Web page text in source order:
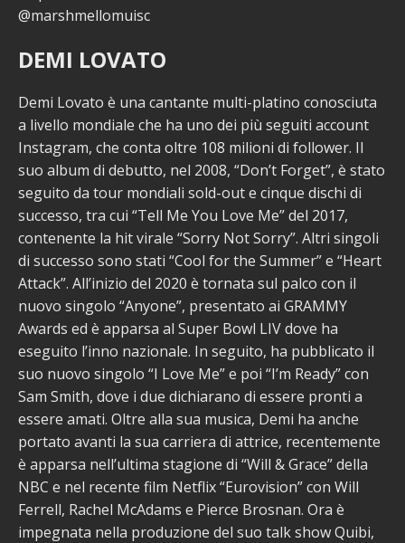
@marshmellomuisc
DEMI LOVATO
Demi Lovato è una cantante multi-platino conosciuta
a livello mondiale che ha uno dei più seguiti account
Instagram, che conta oltre 108 milioni di follower. Il
suo album di debutto, nel 2008, “Don’t Forget”, è stato
seguito da tour mondiali sold-out e cinque dischi di
successo, tra cui “Tell Me You Love Me” del 2017,
contenente la hit virale “Sorry Not Sorry”. Altri singoli
di successo sono stati “Cool for the Summer” e “Heart
Attack”. All’inizio del 2020 è tornata sul palco con il
nuovo singolo “Anyone”, presentato ai GRAMMY
Awards ed è apparsa al Super Bowl LIV dove ha
eseguito l’inno nazionale. In seguito, ha pubblicato il
suo nuovo singolo “I Love Me” e poi “I’m Ready” con
Sam Smith, dove i due dichiarano di essere pronti a
essere amati. Oltre alla sua musica, Demi ha anche
portato avanti la sua carriera di attrice, recentemente
è apparsa nell’ultima stagione di “Will & Grace” della
NBC e nel recente film Netflix “Eurovision” con Will
Ferrell, Rachel McAdams e Pierce Brosnan. Ora è
impegnata nella produzione del suo talk show Quibi,